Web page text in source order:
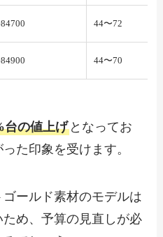
44〜72
44〜70
台の値上げ となってお
た印象を受けます。
ールド素材のモデルは
め、予算の見直しが必